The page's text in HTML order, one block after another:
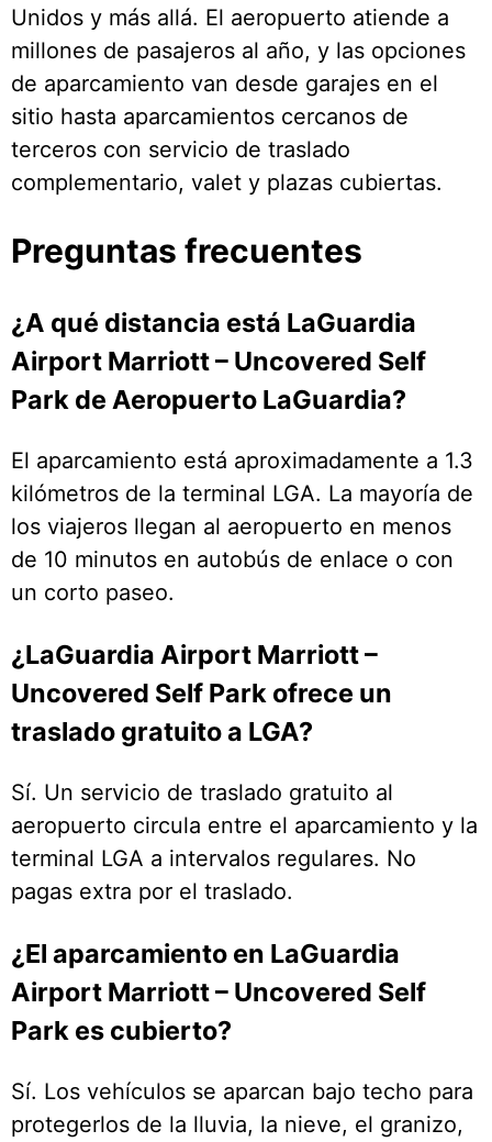
Unidos y más allá. El aeropuerto atiende a
millones de pasajeros al año, y las opciones
de aparcamiento van desde garajes en el
sitio hasta aparcamientos cercanos de
terceros con servicio de traslado
complementario, valet y plazas cubiertas.
Preguntas frecuentes
¿A qué distancia está LaGuardia
Airport Marriott – Uncovered Self
Park de Aeropuerto LaGuardia?
El aparcamiento está aproximadamente a 1.3
kilómetros de la terminal LGA. La mayoría de
los viajeros llegan al aeropuerto en menos
de 10 minutos en autobús de enlace o con
un corto paseo.
¿LaGuardia Airport Marriott –
Uncovered Self Park ofrece un
traslado gratuito a LGA?
Sí. Un servicio de traslado gratuito al
aeropuerto circula entre el aparcamiento y la
terminal LGA a intervalos regulares. No
pagas extra por el traslado.
¿El aparcamiento en LaGuardia
Airport Marriott – Uncovered Self
Park es cubierto?
Sí. Los vehículos se aparcan bajo techo para
protegerlos de la lluvia, la nieve, el granizo,